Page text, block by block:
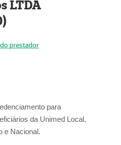
LTDA
prestador
para
da Unimed Local,
e Nacional.